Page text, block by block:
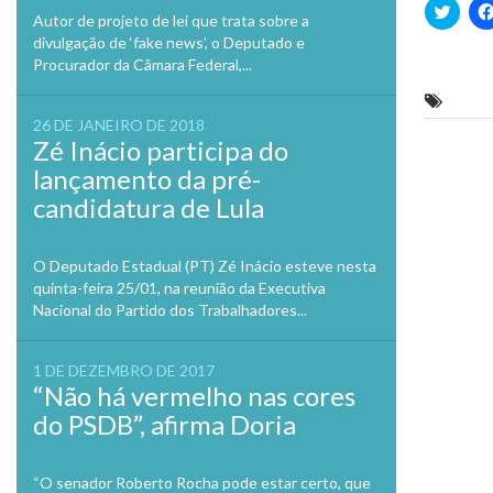
Autor de projeto de lei que trata sobre a
divulgação de ‘fake news’, o Deputado e
Procurador da Câmara Federal,...
26 DE JANEIRO DE 2018
Zé Inácio participa do
lançamento da pré-
candidatura de Lula
O Deputado Estadual (PT) Zé Inácio esteve nesta
quinta-feira 25/01, na reunião da Executiva
Nacional do Partido dos Trabalhadores...
1 DE DEZEMBRO DE 2017
“Não há vermelho nas cores
do PSDB”, afirma Doria
“O senador Roberto Rocha pode estar certo, que
Clique
para